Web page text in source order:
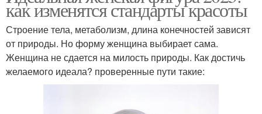
как изменятся стандарты красоты
Строение тела, метаболизм, длина конечностей зависят
от природы. Но форму женщина выбирает сама.
Женщина не сдается на милость природы. Как достичь
желаемого идеала? проверенные пути такие: